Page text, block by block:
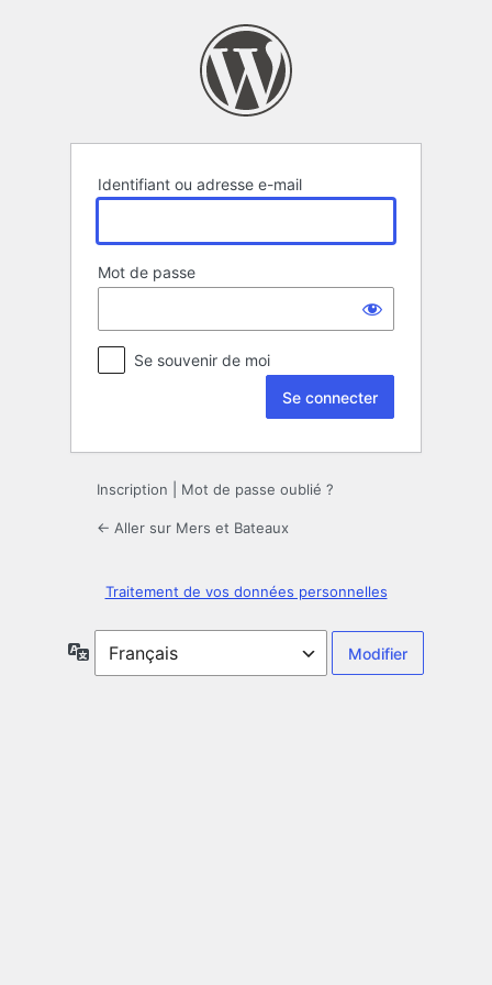
Identifiant ou adresse e-mail
Mot de passe
Se souvenir de moi
Inscription Mot de passe oublié ?
← Aller sur Mers et Bateaux
Traitement de vos données personnelles
Langue